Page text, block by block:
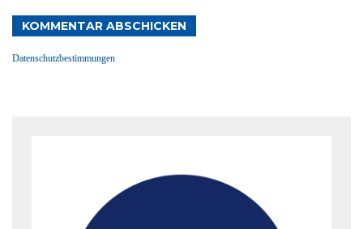
KOMMENTAR ABSCHICKEN
Datenschutzbestimmungen